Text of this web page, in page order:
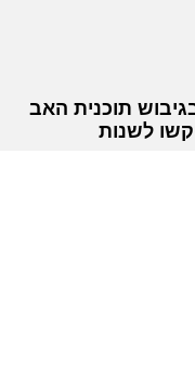
בגיבוש תוכנית האב
לשנות